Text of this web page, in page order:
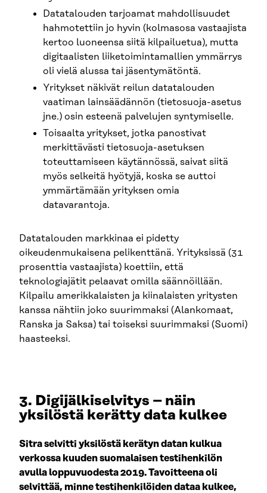
Datatalouden tarjoamat mahdollisuudet
hahmotettiin jo hyvin (kolmasosa vastaajista
kertoo luoneensa siitä kilpailuetua), mutta
digitaalisten liiketoimintamallien ymmärrys
oli vielä alussa tai jäsentymätöntä.
Yritykset näkivät reilun datatalouden
vaatiman lainsäädännön (tietosuoja-asetus
jne.) osin esteenä palvelujen syntymiselle.
Toisaalta yritykset, jotka panostivat
merkittävästi tietosuoja-asetuksen
toteuttamiseen käytännössä, saivat siitä
myös selkeitä hyötyjä, koska se auttoi
ymmärtämään yrityksen omia
datavarantoja.
Datatalouden markkinaa ei pidetty
oikeudenmukaisena pelikenttänä. Yrityksissä (31
prosenttia vastaajista) koettiin, että
teknologiajätit pelaavat omilla säännöillään.
Kilpailu amerikkalaisten ja kiinalaisten yritysten
kanssa nähtiin joko suurimmaksi (Alankomaat,
Ranska ja Saksa) tai toiseksi suurimmaksi (Suomi)
haasteeksi.
3. Digijälkiselvitys – näin
yksilöstä kerätty data kulkee
Sitra selvitti yksilöstä kerätyn datan kulkua
verkossa kuuden suomalaisen testihenkilön
avulla loppuvuodesta 2019. Tavoitteena oli
selvittää, minne testihenkilöiden dataa kulkee,